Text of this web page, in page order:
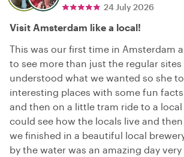
24 July 2026
Visit Amsterdam like a local!
This was our first time in Amsterdam
to see more than just the regular sites
understood what we wanted so she
interesting places with some fun
and then on a little tram ride to a local
could see how the locals live and
we finished in a beautiful local
by the water was an amazing day very